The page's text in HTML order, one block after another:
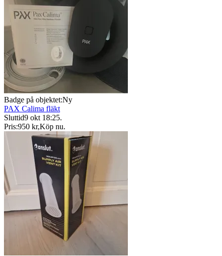
Badge på objektet:Ny
PAX Calima fläkt
Sluttid9 okt 18:25.
Pris:950 kr,Köp nu.